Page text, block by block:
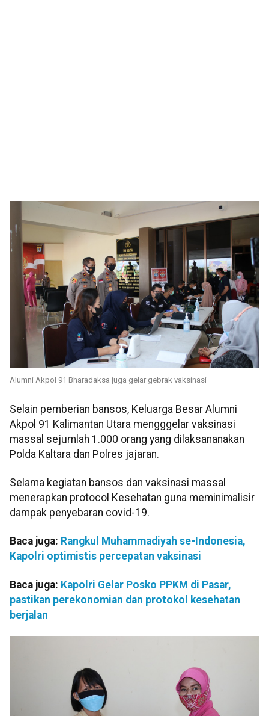
Alumni Akpol 91 Bharadaksa juga gelar gebrak vaksinasi
Selain pemberian bansos, Keluarga Besar Alumni
Akpol 91 Kalimantan Utara mengggelar vaksinasi
massal sejumlah 1.000 orang yang dilaksananakan
Polda Kaltara dan Polres jajaran.
Selama kegiatan bansos dan vaksinasi massal
menerapkan protocol Kesehatan guna meminimalisir
dampak penyebaran covid-19.
Baca juga: Rangkul Muhammadiyah se-Indonesia,
Kapolri optimistis percepatan vaksinasi
Baca juga: Kapolri Gelar Posko PPKM di Pasar,
pastikan perekonomian dan protokol kesehatan
berjalan